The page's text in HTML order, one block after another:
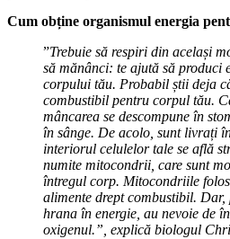
Cum obține organismul energia
”Trebuie să respiri din același
să mănânci: te ajută să produci
corpului tău. Probabil știi deja
combustibil pentru corpul tău.
mâncarea se descompune în
în sânge. De acolo, sunt livrați
interiorul celulelor tale se află
numite mitocondrii, care sunt
întregul corp. Mitocondriile
alimente drept combustibil.
hrana în energie, au nevoie de
oxigenul.”, explică biologul